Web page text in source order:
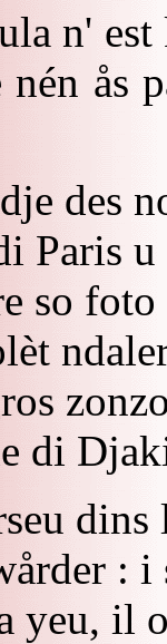
n' est
ås
des
Paris
so
di
dins
:
yeu, il